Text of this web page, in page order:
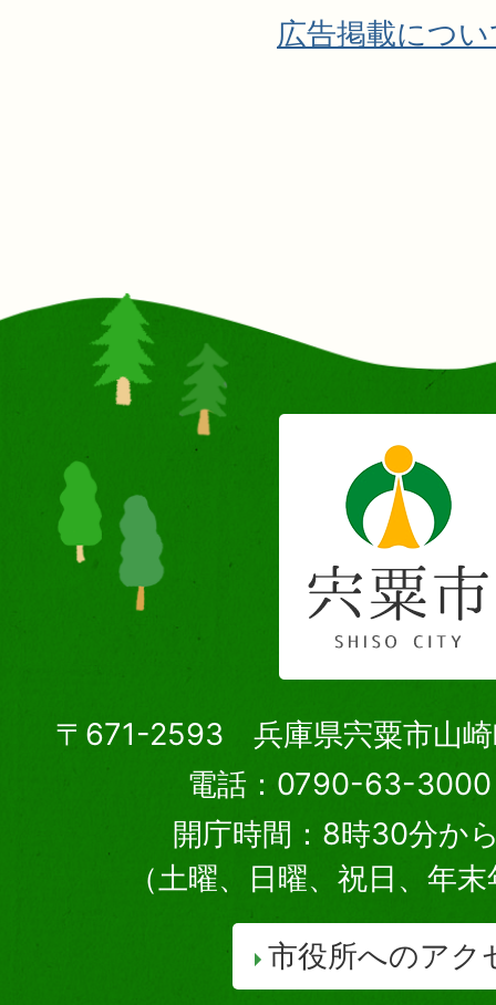
広告掲載につ
〒671-2593 兵庫県宍粟市山崎
電話：0790-63-3000
開庁時間：8時30分か
（土曜、日曜、祝日、年
市役所へのアク